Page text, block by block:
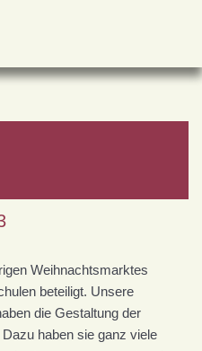
Weihnachtsmarktes
beteiligt. Unsere
die Gestaltung der
haben sie ganz viele